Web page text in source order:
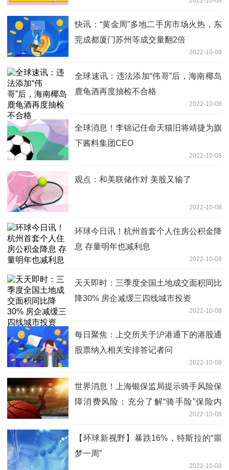
快讯：“黄金周”多地二手房市场火热，东
莞成都厦门苏州等成交量翻2倍
2022-10-08
全球速讯：违法添加“伟哥”后，海南椰岛
鹿龟酒再度抽检不合格
2022-10-08
全球消息！李锦记任命天猫旧将靖捷为旗
下酱料集团CEO
2022-10-08
观点：和美联储作对 美股又输了
2022-10-08
环球今日讯！杭州首套个人住房公积金降
息 存量明年也减利息
2022-10-08
天天即时：三季度全国土地成交面积同比
降30% 房企减缓三四线城市投资
2022-10-08
每日聚焦：上交所关于沪港通下的港股通
股票纳入相关安排答记者问
2022-10-08
世界消息！上海银保监局提示骑手风险保
障消费风险：充分了解“骑手险”保险内
2022-10-08
【环球新视野】暴跌16%，特斯拉的“噩
梦一周”
2022-10-08